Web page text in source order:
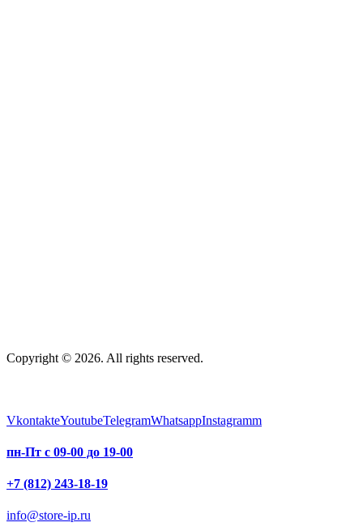
Copyright © 2026. All rights reserved.
VkontakteYoutubeTelegramWhatsappInstagramm
пн-Пт с 09-00 до 19-00
+7 (812) 243-18-19
info@store-ip.ru